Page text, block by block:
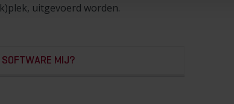
uitgevoerd worden.
MIJ?